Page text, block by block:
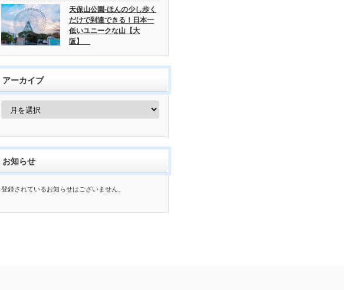
天保山公園-ほんの少し歩く
だけで到達できる！日本一
低いユニークな山【大
阪】
アーカイブ
ア
ブ
お知らせ
登録されているお知らせはございません。